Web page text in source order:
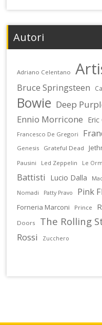
Autori
Adriano Celentano
Bruce Springsteen
Bowie Deep
Ennio Morricone
Francesco De Gregori
Genesis Grateful Dead
Pausini
Led Zeppelin Le
Battisti
Lucio Dalla
Nomadi Patty Pravo Pink
Forneria Marconi
Prince
Doors
The Rolling
Rossi
Zucchero